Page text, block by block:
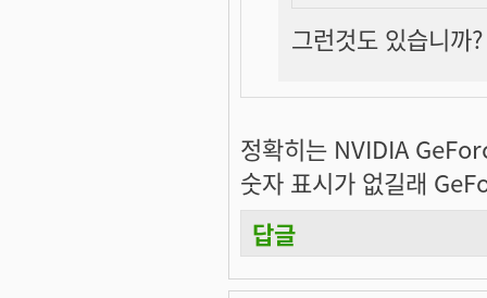
그런것도 있습니
정확히는 NVIDIA
숫자 표시가 없길래
답글